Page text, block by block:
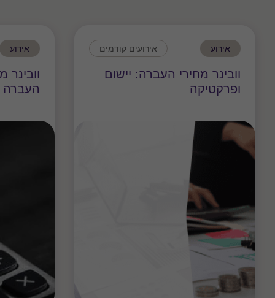
אירוע אירועים קודמים
וובינר מחירי העברה: יישום
ופרקטיקה
אירוע
וובינר
העברה